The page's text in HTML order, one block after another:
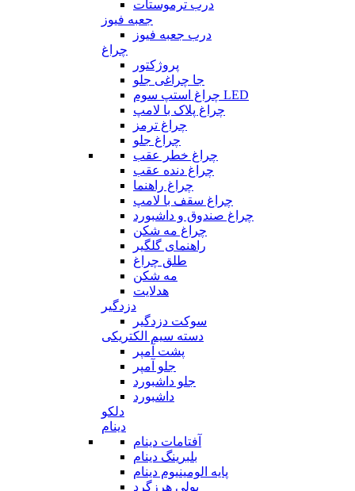
درب ترموستات
جعبه فیوز
درب جعبه فیوز
چراغ
پروژکتور
جا چراغی جلو
چراغ استپ سوم LED
چراغ پلاک با لامپ
چراغ ترمز
چراغ جلو
چراغ خطر عقب
چراغ دنده عقب
چراغ راهنما
چراغ سقف با لامپ
چراغ صندوق و داشبورد
چراغ مه شکن
راهنمای گلگیر
طلق چراغ
مه شکن
هدلایت
دزدگیر
سوکت دزدگیر
دسته سیم الکتریکی
پشت آمپر
جلو آمپر
جلو داشبورد
داشبورد
دلکو
دینام
آفتامات دینام
بلبرینگ دینام
پایه الومینیوم دینام
پولی هرزگرد